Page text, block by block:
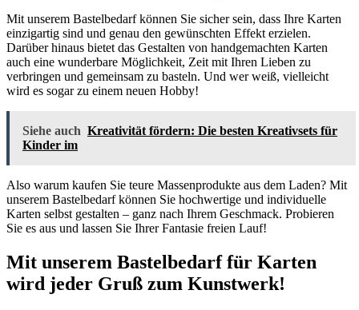
Mit unserem Bastelbedarf können Sie sicher sein, dass Ihre Karten
einzigartig sind und genau den gewünschten Effekt erzielen.
Darüber hinaus bietet das Gestalten von handgemachten Karten
auch eine wunderbare Möglichkeit, Zeit mit Ihren Lieben zu
verbringen und gemeinsam zu basteln. Und wer weiß, vielleicht
wird es sogar zu einem neuen Hobby!
Siehe auch Kreativität fördern: Die besten Kreativsets für
Kinder im
Also warum kaufen Sie teure Massenprodukte aus dem Laden? Mit
unserem Bastelbedarf können Sie hochwertige und individuelle
Karten selbst gestalten – ganz nach Ihrem Geschmack. Probieren
Sie es aus und lassen Sie Ihrer Fantasie freien Lauf!
Mit unserem Bastelbedarf für Karten
wird jeder Gruß zum Kunstwerk!